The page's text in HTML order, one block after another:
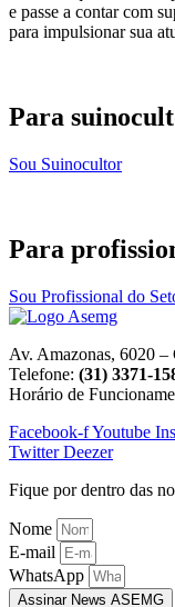
e passe a contar com
para impulsionar sua
Para
Sou Suinocultor
Para
Sou Profissional do
Av. Amazonas, 6020
Telefone: (31) 3371-
Horário de
Facebook-fYoutube
Twitter Deezer
Fique por dentro das
Nome
E-mail
WhatsApp
Assinar News ASEMG